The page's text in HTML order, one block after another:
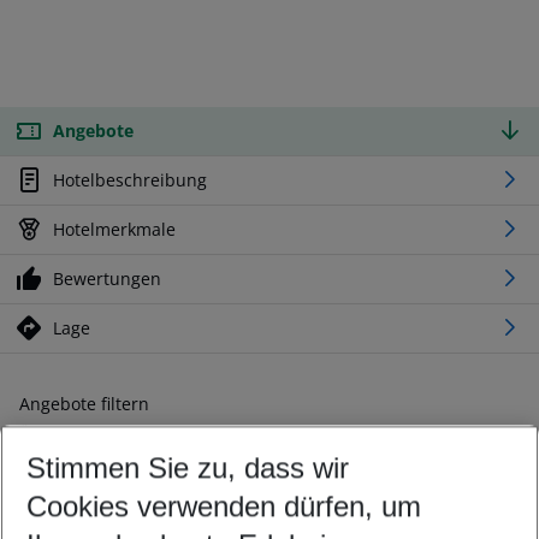
Angebote
Hotelbeschreibung
Hotelmerkmale
Bewertungen
Lage
Angebote filtern
Ändern Sie Ihre Kriterien nach Ihren Wünschen
Abflughafen wählen
Beliebiger Abflughafen
Stimmen Sie zu, dass wir
Cookies verwenden dürfen, um